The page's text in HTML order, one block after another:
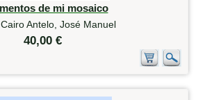
de mi mosaico
Cairo Antelo, José Manuel
40,00 €